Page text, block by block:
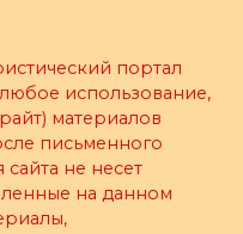
портал
использование,
материалов
письменного
не несет
на данном